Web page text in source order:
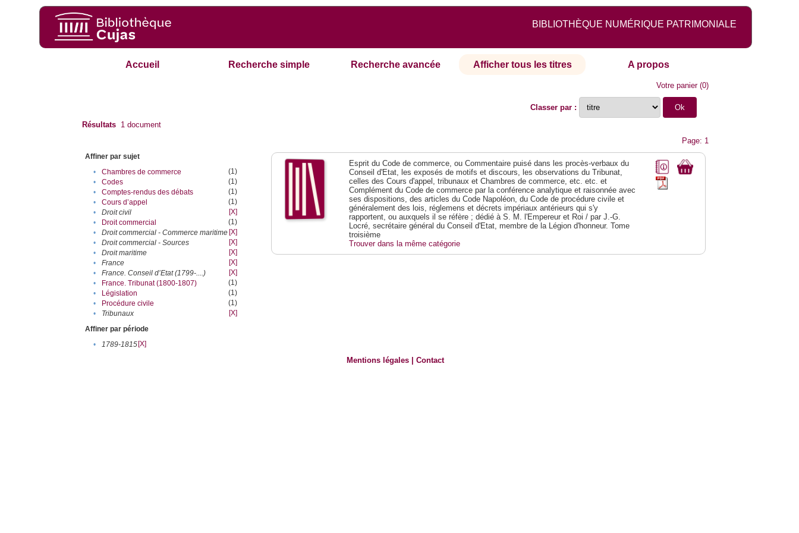
BIBLIOTHÈQUE NUMÉRIQUE PATRIMONIALE
Accueil Recherche simple Recherche avancée Afficher tous les titres A propos
Votre panier(0)
Classer par :
Résultats 1 document
Page: 1
Affiner par sujet
•
Chambres de commerce
(1)
•
Codes
(1)
•
Comptes-rendus des débats
(1)
•
Cours d’appel
(1)
•
Droit civil
[X]
•
Droit commercial
(1)
•
Droit commercial - Commerce maritime [X]
•
Droit commercial - Sources
[X]
•
Droit maritime
[X]
•
France
[X]
•
France. Conseil d’Etat (1799-....)
[X]
•
France. Tribunat (1800-1807)
(1)
•
Législation
(1)
•
Procédure civile
(1)
•
Tribunaux
[X]
Affiner par période
•
1789-1815[X]
Esprit du Code de commerce, ou Commentaire puisé dans les procès-verbaux du
Conseil d'Etat, les exposés de motifs et discours, les observations du Tribunat,
celles des Cours d'appel, tribunaux et Chambres de commerce, etc. etc. et
Complément du Code de commerce par la conférence analytique et raisonnée avec
ses dispositions, des articles du Code Napoléon, du Code de procédure civile et
généralement des lois, réglemens et décrets impériaux antérieurs qui s'y
rapportent, ou auxquels il se réfère ; dédié à S. M. l'Empereur et Roi / par J.-G.
Locré, secrétaire général du Conseil d'Etat, membre de la Légion d'honneur. Tome
troisième
Trouver dans la même catégorie
Mentions légales |Contact